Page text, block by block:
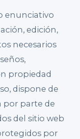
enunciativo
edición,
necesarios
propiedad
dispone de
por parte de
del sitio web
por